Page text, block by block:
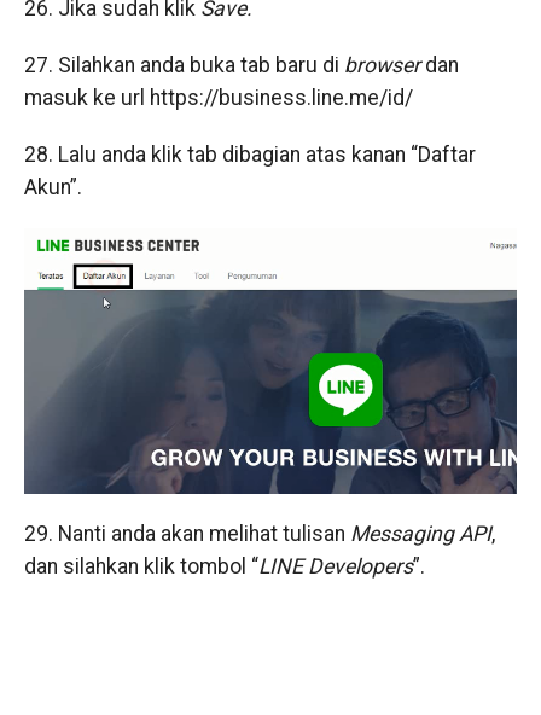
26. Jika sudah klik Save.
27. Silahkan anda buka tab baru di browserdan
masuk ke url https://business.line.me/id/
28. Lalu anda klik tab dibagian atas kanan “Daftar
Akun”.
29. Nanti anda akan melihat tulisan Messaging API,
dan silahkan klik tombol “LINE Developers”.